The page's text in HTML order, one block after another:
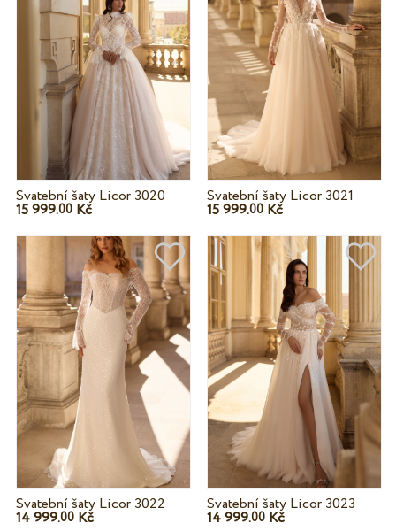
Svatební šaty Licor 3020
15 999.00Kč
Svatební šaty Licor 3021
15 999.00 Kč
Svatební šaty Licor 3022
14 999.00Kč
Svatební šaty Licor 3023
14 999.00 Kč